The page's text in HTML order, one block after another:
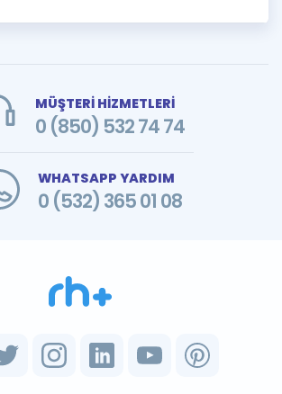
MÜŞTERİ HİZMETLERİ
0 (850) 532 74 74
WHATSAPP YARDIM
0 (532) 365 01 08